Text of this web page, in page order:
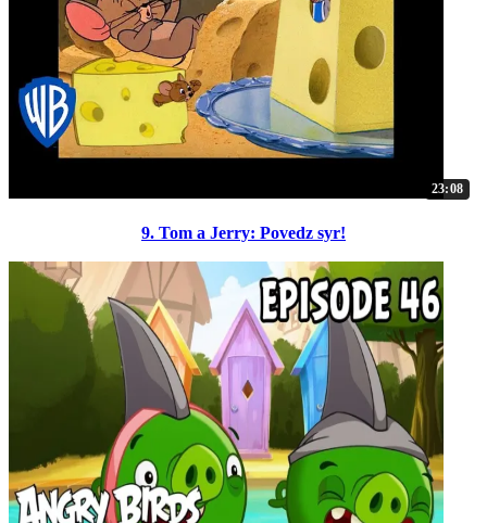
23:08
9. Tom a Jerry: Povedz syr!